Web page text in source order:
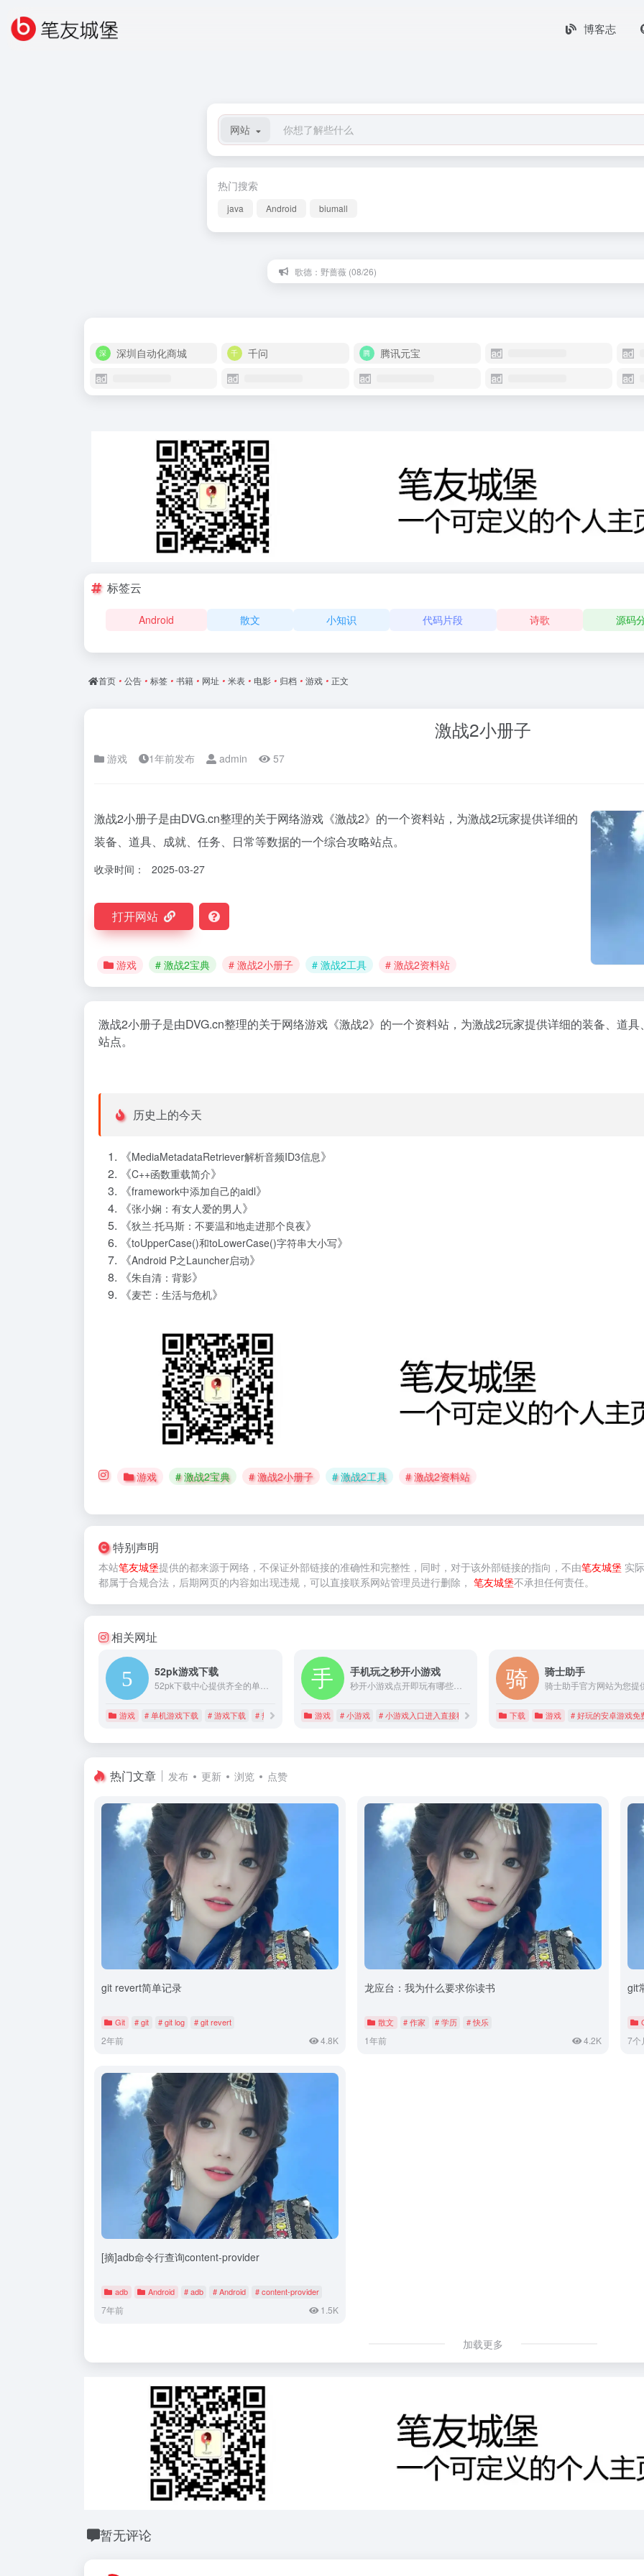
博客志
网站
热门搜索
java Android biumall
歌德：野蔷薇 (08/26)
深圳自动化商城 千问 腾讯元宝
标签云
Android 散文 小知识 代码片段 诗歌 源码
首页 • 公告 • 标签 • 书籍 • 网址 • 米表 • 电影 • 归档 • 游戏 • 正文
激战2小册子
游戏 1年前发布 admin 57
激战2小册子是由DVG.cn整理的关于网络游戏《激战2》的一个资料站，为激战2玩家提供详细的
装备、道具、成就、任务、日常等数据的一个综合攻略站点。
收录时间： 2025-03-27
打开网站
游戏 # 激战2宝典 # 激战2小册子 # 激战2工具 # 激战2资料站
激战2小册子是由DVG.cn整理的关于网络游戏《激战2》的一个资料站，为激战2玩家提供详细的装备、道
站点。
历史上的今天
《MediaMetadataRetriever解析音频ID3信息》
《C++函数重载简介》
《framework中添加自己的aidl》
《张小娴：有女人爱的男人》
《狄兰·托马斯：不要温和地走进那个良夜》
《toUpperCase()和toLowerCase()字符串大小写》
《Android P之Launcher启动》
《朱自清：背影》
《麦芒：生活与危机》
游戏 # 激战2宝典 # 激战2小册子 # 激战2工具 # 激战2资料站
特别声明
本站笔友城堡提供的都来源于网络，不保证外部链接的准确性和完整性，同时，对于该外部链接的指向，不由笔友城堡 实
都属于合规合法，后期网页的内容如出现违规，可以直接联系网站管理员进行删除， 笔友城堡不承担任何责任。
相关网址
52pk游戏下载
游戏 # 单机游戏下载 # 游戏下载 # 热门工具下载
手机玩之秒开小游戏
秒开小游戏点开即玩有哪些？很多小伙伴们想要秒玩各种小游戏，下面小编整理了小游戏入口进入直接秒玩，合集中的这些游戏无需下载安装包，直接一键秒玩，感兴趣的小伙伴们快来手机玩下载体验吧。
游戏 # 小游戏 # 小游戏入口进入直接秒玩 # 手机玩
骑士助手
下载 游戏 # 好玩的安卓游戏免
热门文章 发布 更新 浏览 点赞
git revert简单记录
Git # git # git log # git revert
2年前 4.8K
龙应台：我为什么要求你读书
散文 # 作家 # 学历 # 快乐
1年前 4.2K
git
7个
[摘]adb命令行查询content-provider
adb Android # adb # Android # content-provider
7年前 1.5K
加载更多
暂无评论